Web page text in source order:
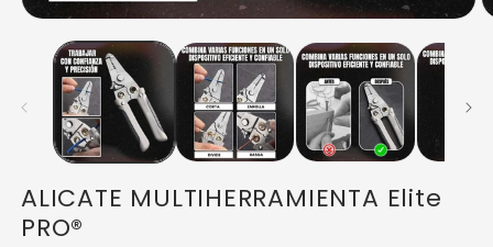
ALICATE MULTIHERRAMIENTA Elite
PRO®